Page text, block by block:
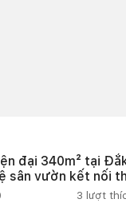
đại 340m² tại
sân vườn kết nối
3 lượt